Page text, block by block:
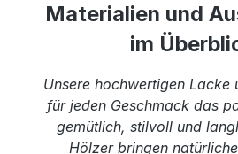
Materialien und
im
Unsere hochwertigen Lacke
für jeden Geschmack das
gemütlich, stilvoll und
Hölzer bringen